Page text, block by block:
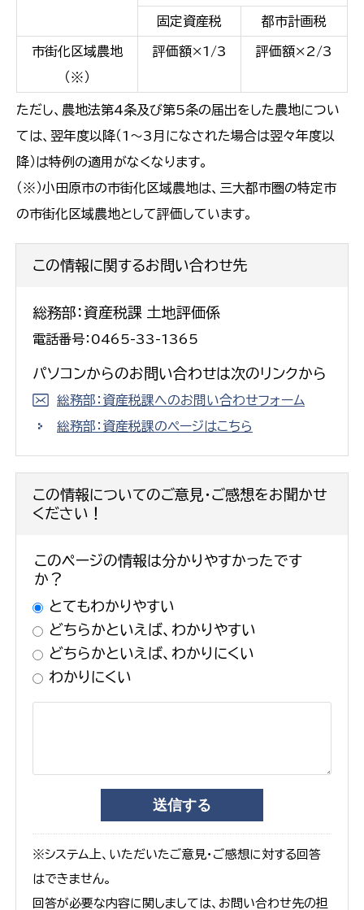
固定資産税 都市計画税
市街化区域農地
（※）
評価額×1/3 評価額×2/3
ただし、農地法第4条及び第5条の届出をした農地につい
ては、翌年度以降（1～3月になされた場合は翌々年度以
降）は特例の適用がなくなります。
（※）小田原市の市街化区域農地は、三大都市圏の特定市
の市街化区域農地として評価しています。
この情報に関するお問い合わせ先
総務部：資産税課 土地評価係
電話番号：0465-33-1365
パソコンからのお問い合わせは次のリンクから
総務部：資産税課へのお問い合わせフォーム
総務部：資産税課のページはこちら
この情報についてのご意見・ご感想をお聞かせ
ください！
このページの情報は分かりやすかったです
か？
とてもわかりやすい
どちらかといえば、わかりやすい
どちらかといえば、わかりにくい
わかりにくい
※システム上、いただいたご意見・ご感想に対する回答
はできません。
回答が必要な内容に関しましては、お問い合わせ先の担